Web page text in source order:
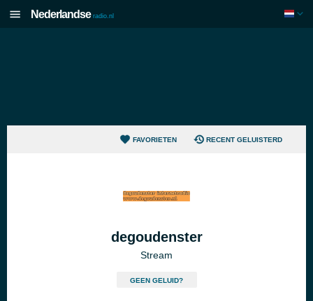
Nederlandse radio.nl
FAVORIETEN RECENT GELUISTERD
degoudenster
Stream
GEEN GELUID?